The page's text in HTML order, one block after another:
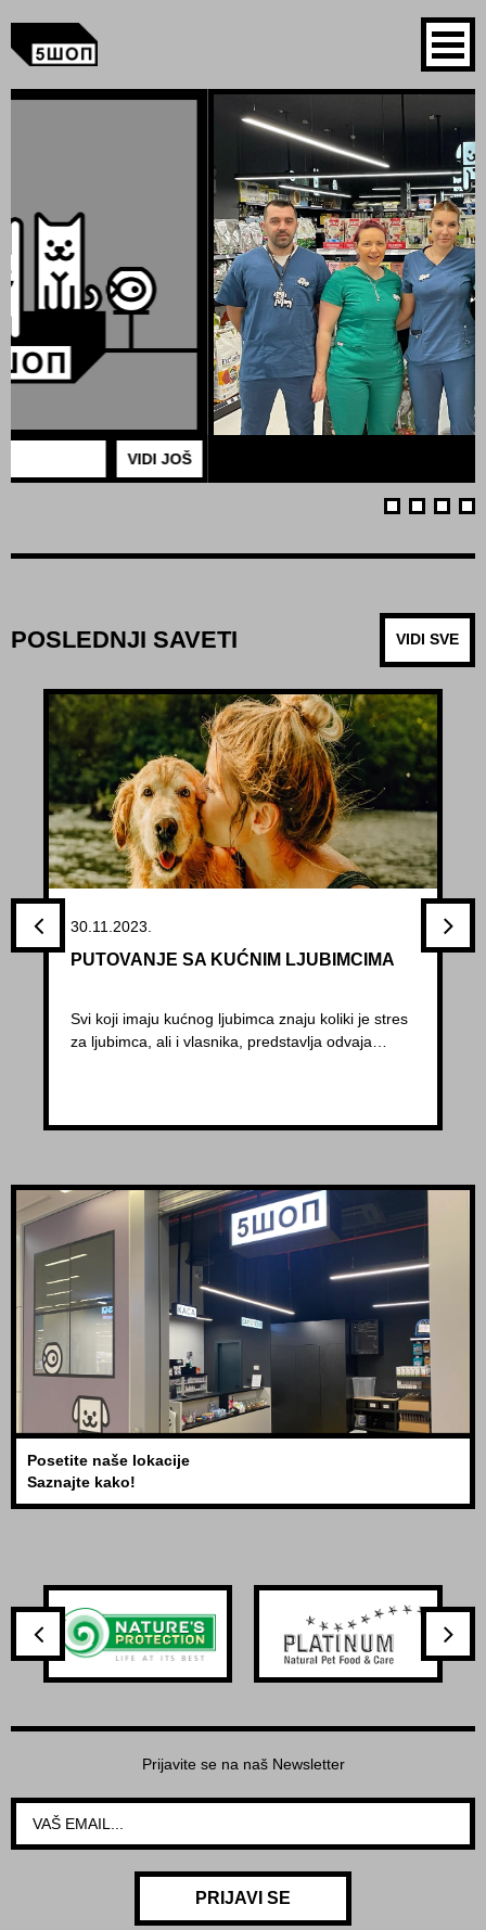
POSLEDNJI SAVETI VIDI SVE
30.11.2023.
PUTOVANJE SA KUĆNIM LJUBIMCIMA
Svi koji imaju kućnog ljubimca znaju koliki je stres
za ljubimca, ali i vlasnika, predstavlja odvaja…
Posetite naše lokacije
Saznajte kako!
Prijavite se na naš Newsletter
PRIJAVI SE